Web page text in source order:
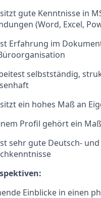
gute Kenntnisse in
(Word, Excel,
Erfahrung im
selbstständig,
ein hohes Maß an
Profil gehört ein
sehr gute Deutsch- und
Einblicke in einen